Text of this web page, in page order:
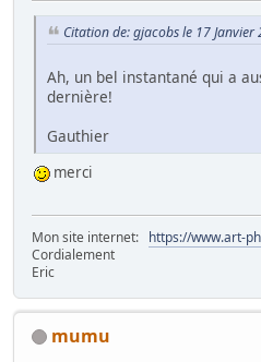
Citation de: gjacobs le 17
Ah, un bel instantané qui a
dernière!
Gauthier
merci
Mon site internet: https://www.art-
Cordialement
Eric
mumu